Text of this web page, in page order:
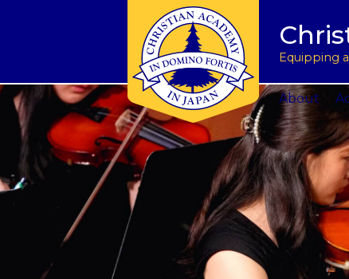
Equipping
About
Tuition & Fees
Inquire
Apply
Visit Us
入学のお問い合わせ
出願
スクール ツアー
Academic Program
Meet the Principals
Co-curricular Activities
Athletics Updates
CAJ News
Summer
Keep in touch
Request a transcript
Alumni News
Donate to CAJ in yen
Planned Giving and Other Giving
Impact 75 Report
Support CAJ Staff